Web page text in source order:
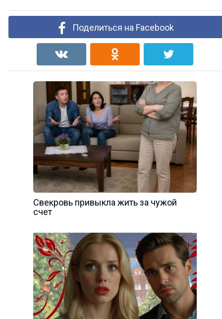
Поделиться на Facebook
Свекровь привыкла жить за чужой
счет